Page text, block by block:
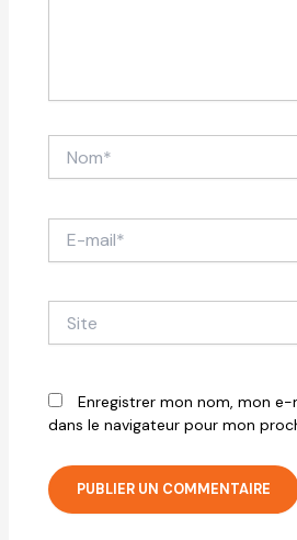
mail*
Enregistrer mon nom, mon
dans le navigateur pour mon